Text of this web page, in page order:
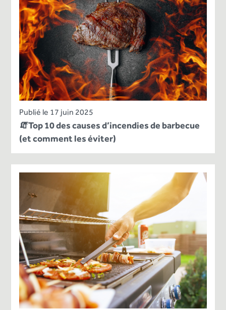
Publié le 17 juin 2025
🧯Top 10 des causes d’incendies de barbecue
(et comment les éviter)